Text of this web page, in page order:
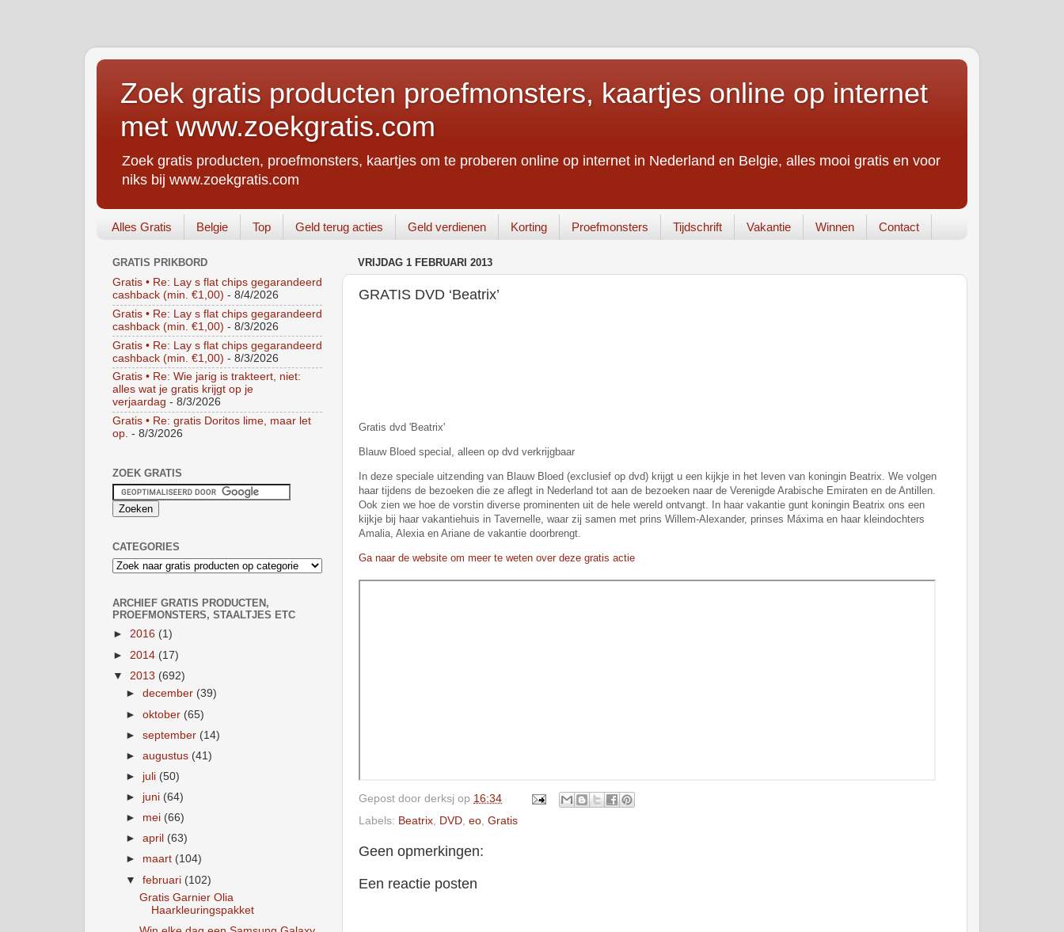
Zoek gratis producten proefmonsters, kaartjes online op internet
met www.zoekgratis.com
Zoek gratis producten, proefmonsters, kaartjes om te proberen online op internet in Nederland en Belgie, alles mooi gratis en voor
niks bij www.zoekgratis.com
Alles Gratis Belgie Top Geld terug acties Geld verdienen Korting Proefmonsters Tijdschrift Vakantie Winnen Contact
VRIJDAG 1 FEBRUARI 2013
GRATIS DVD ‘Beatrix’
Gratis dvd 'Beatrix'
Blauw Bloed special, alleen op dvd verkrijgbaar
In deze speciale uitzending van Blauw Bloed (exclusief op dvd) krijgt u een kijkje in het leven van koningin Beatrix. We volgen
haar tijdens de bezoeken die ze aflegt in Nederland tot aan de bezoeken naar de Verenigde Arabische Emiraten en de Antillen.
Ook zien we hoe de vorstin diverse prominenten uit de hele wereld ontvangt. In haar vakantie gunt koningin Beatrix ons een
kijkje bij haar vakantiehuis in Tavernelle, waar zij samen met prins Willem-Alexander, prinses Máxima en haar kleindochters
Amalia, Alexia en Ariane de vakantie doorbrengt.
Ga naar de website om meer te weten over deze gratis actie
Gepost door derksj op 16:34
Labels: Beatrix DVD eo Gratis
Geen opmerkingen:
Een reactie posten
GRATIS PRIKBORD
Gratis • Re: Lay s flat chips gegarandeerd
cashback (min. €1,00) - 8/4/2026
Gratis • Re: Lay s flat chips gegarandeerd
cashback (min. €1,00) - 8/3/2026
Gratis • Re: Lay s flat chips gegarandeerd
cashback (min. €1,00) - 8/3/2026
Gratis • Re: Wie jarig is trakteert, niet:
alles wat je gratis krijgt op je
verjaardag - 8/3/2026
Gratis • Re: gratis Doritos lime, maar let
op. - 8/3/2026
ZOEK GRATIS
CATEGORIES
ARCHIEF GRATIS PRODUCTEN,
PROEFMONSTERS, STAALTJES ETC
► 2016 (1)
► 2014 (17)
▼ 2013 (692)
►december (39)
►oktober (65)
►september (14)
►augustus (41)
► juli (50)
► juni (64)
► mei (66)
►april (63)
► maart (104)
▼februari (102)
Gratis Garnier Olia
Haarkleuringspakket